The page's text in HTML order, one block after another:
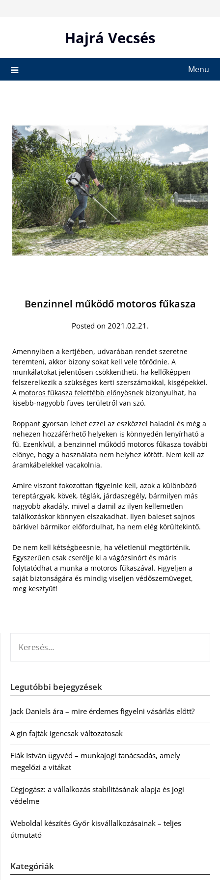
Hajrá Vecsés
Menu
Benzinnel működő motoros fűkasza
Posted on 2021.02.21.
Amennyiben a kertjében, udvarában rendet szeretne
teremteni, akkor bizony sokat kell vele törődnie. A
munkálatokat jelentősen csökkentheti, ha kellőképpen
felszerelkezik a szükséges kerti szerszámokkal, kisgépekkel.
A motoros fűkasza felettébb előnyösnek bizonyulhat, ha
kisebb-nagyobb füves területről van szó.
Roppant gyorsan lehet ezzel az eszközzel haladni és még a
nehezen hozzáférhető helyeken is könnyedén lenyírható a
fű. Ezenkívül, a benzinnel működő motoros fűkasza további
előnye, hogy a használata nem helyhez kötött. Nem kell az
áramkábelekkel vacakolnia.
Amire viszont fokozottan figyelnie kell, azok a különböző
tereptárgyak, kövek, téglák, járdaszegély, bármilyen más
nagyobb akadály, mivel a damil az ilyen kellemetlen
találkozáskor könnyen elszakadhat. Ilyen baleset sajnos
bárkivel bármikor előfordulhat, ha nem elég körültekintő.
De nem kell kétségbeesnie, ha véletlenül megtörténik.
Egyszerűen csak cserélje ki a vágózsinórt és máris
folytatódhat a munka a motoros fűkaszával. Figyeljen a
saját biztonságára és mindig viseljen védőszemüveget,
meg kesztyűt!
Legutóbbi bejegyzések
Jack Daniels ára – mire érdemes figyelni vásárlás előtt?
A gin fajták igencsak változatosak
Fiák István ügyvéd – munkajogi tanácsadás, amely
megelőzi a vitákat
Cégjogász: a vállalkozás stabilitásának alapja és jogi
védelme
Weboldal készítés Győr kisvállalkozásainak – teljes
útmutató
Kategóriák